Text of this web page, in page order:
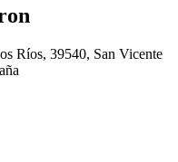
Ríos, 39540, San Vicente